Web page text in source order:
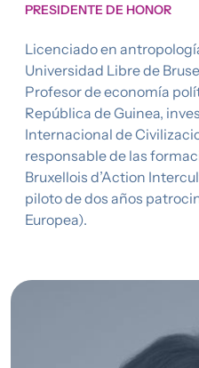
PRESIDENTE DE HONOR
Licenciado en
Universidad Libre de
Profesor de economía
República de Guinea,
Internacional de
responsable de las
Bruxellois d’Action
piloto de dos años
Europea).
Imagen